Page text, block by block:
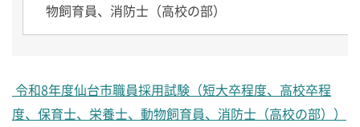
物飼育員、消防士（高校の部）
令和8年度仙台市職員採用試験（短大卒程度、高校卒程
度、保育士、栄養士、動物飼育員、消防士（高校の部））